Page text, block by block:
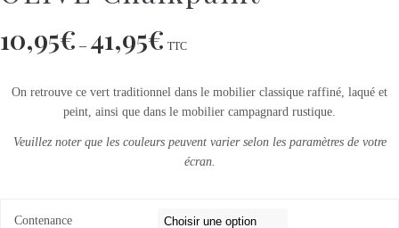
10,95€ – 41,95€ TTC
On retrouve ce vert traditionnel dans le mobilier classique raffiné, laqué et
peint, ainsi que dans le mobilier campagnard rustique.
Veuillez noter que les couleurs peuvent varier selon les paramètres de votre
écran.
Contenance